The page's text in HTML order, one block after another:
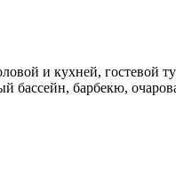
и кухней, гостевой
бассейн, барбекю,